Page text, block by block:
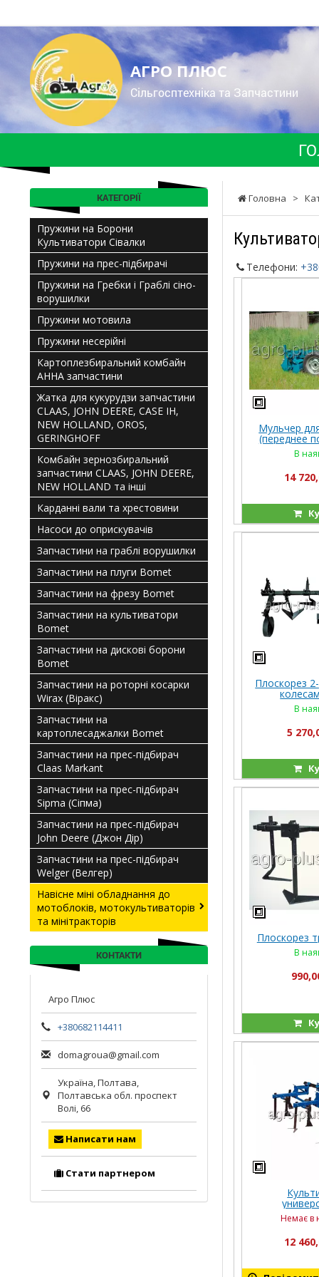
АГРО ПЛЮС
Cільгосптехніка та Запчастини
Головна >
Телефони:
Мульчер
(переднее
В
14
Плоскорез
В
5
Плоскорез
В
стандартная
(с
Немає в
12
КАТЕГОРІЇ
Пружини на Борони
Культиватори Сівалки
Пружини на прес-підбирачі
Пружини на Гребки і Граблі сіно-
ворушилки
Пружини мотовила
Пружини несерійні
Картоплезбиральний комбайн
АННА запчастини
Жатка для кукурудзи запчастини
CLAAS, JOHN DEERE, CASE IH,
NEW HOLLAND, OROS,
GERINGHOFF
Комбайн зернозбиральний
запчастини CLAAS, JOHN DEERE,
NEW HOLLAND та інші
Карданні вали та хрестовини
Насоси до оприскувачів
Запчастини на граблі ворушилки
Запчастини на плуги Bomet
Запчастини на фрезу Bomet
Запчастини на культиватори
Bomet
Запчастини на дискові борони
Bomet
Запчастини на роторні косарки
Wirax (Віракс)
Запчастини на
картоплесаджалки Bomet
Запчастини на прес-підбирач
Claas Мarkant
Запчастини на прес-підбирач
Sipma (Сіпма)
Запчастини на прес-підбирач
John Deere (Джон Дір)
Запчастини на прес-підбирач
Welger (Велгер)
Навісне міні обладнання до
мотоблоків, мотокультиваторів
та мінітракторів
КОНТАКТИ
Агро Плюс
+380682114411
domagroua@gmail.com
Україна,Полтава,
Полтавська обл. проспект
Волі, 66
Написати нам
Стати партнером